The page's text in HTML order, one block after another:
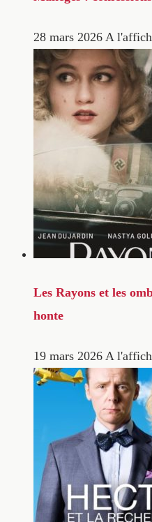
28 mars 2026 A
Les Rayons et les
honte
19 mars 2026 A